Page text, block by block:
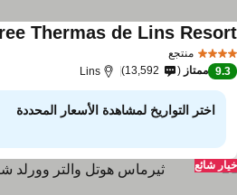
منتجع
Thermas de Lins
9.3 ممتاز 13,592
Lins
اختر التواريخ لمشاهدة الأسعار المحددة
شائع